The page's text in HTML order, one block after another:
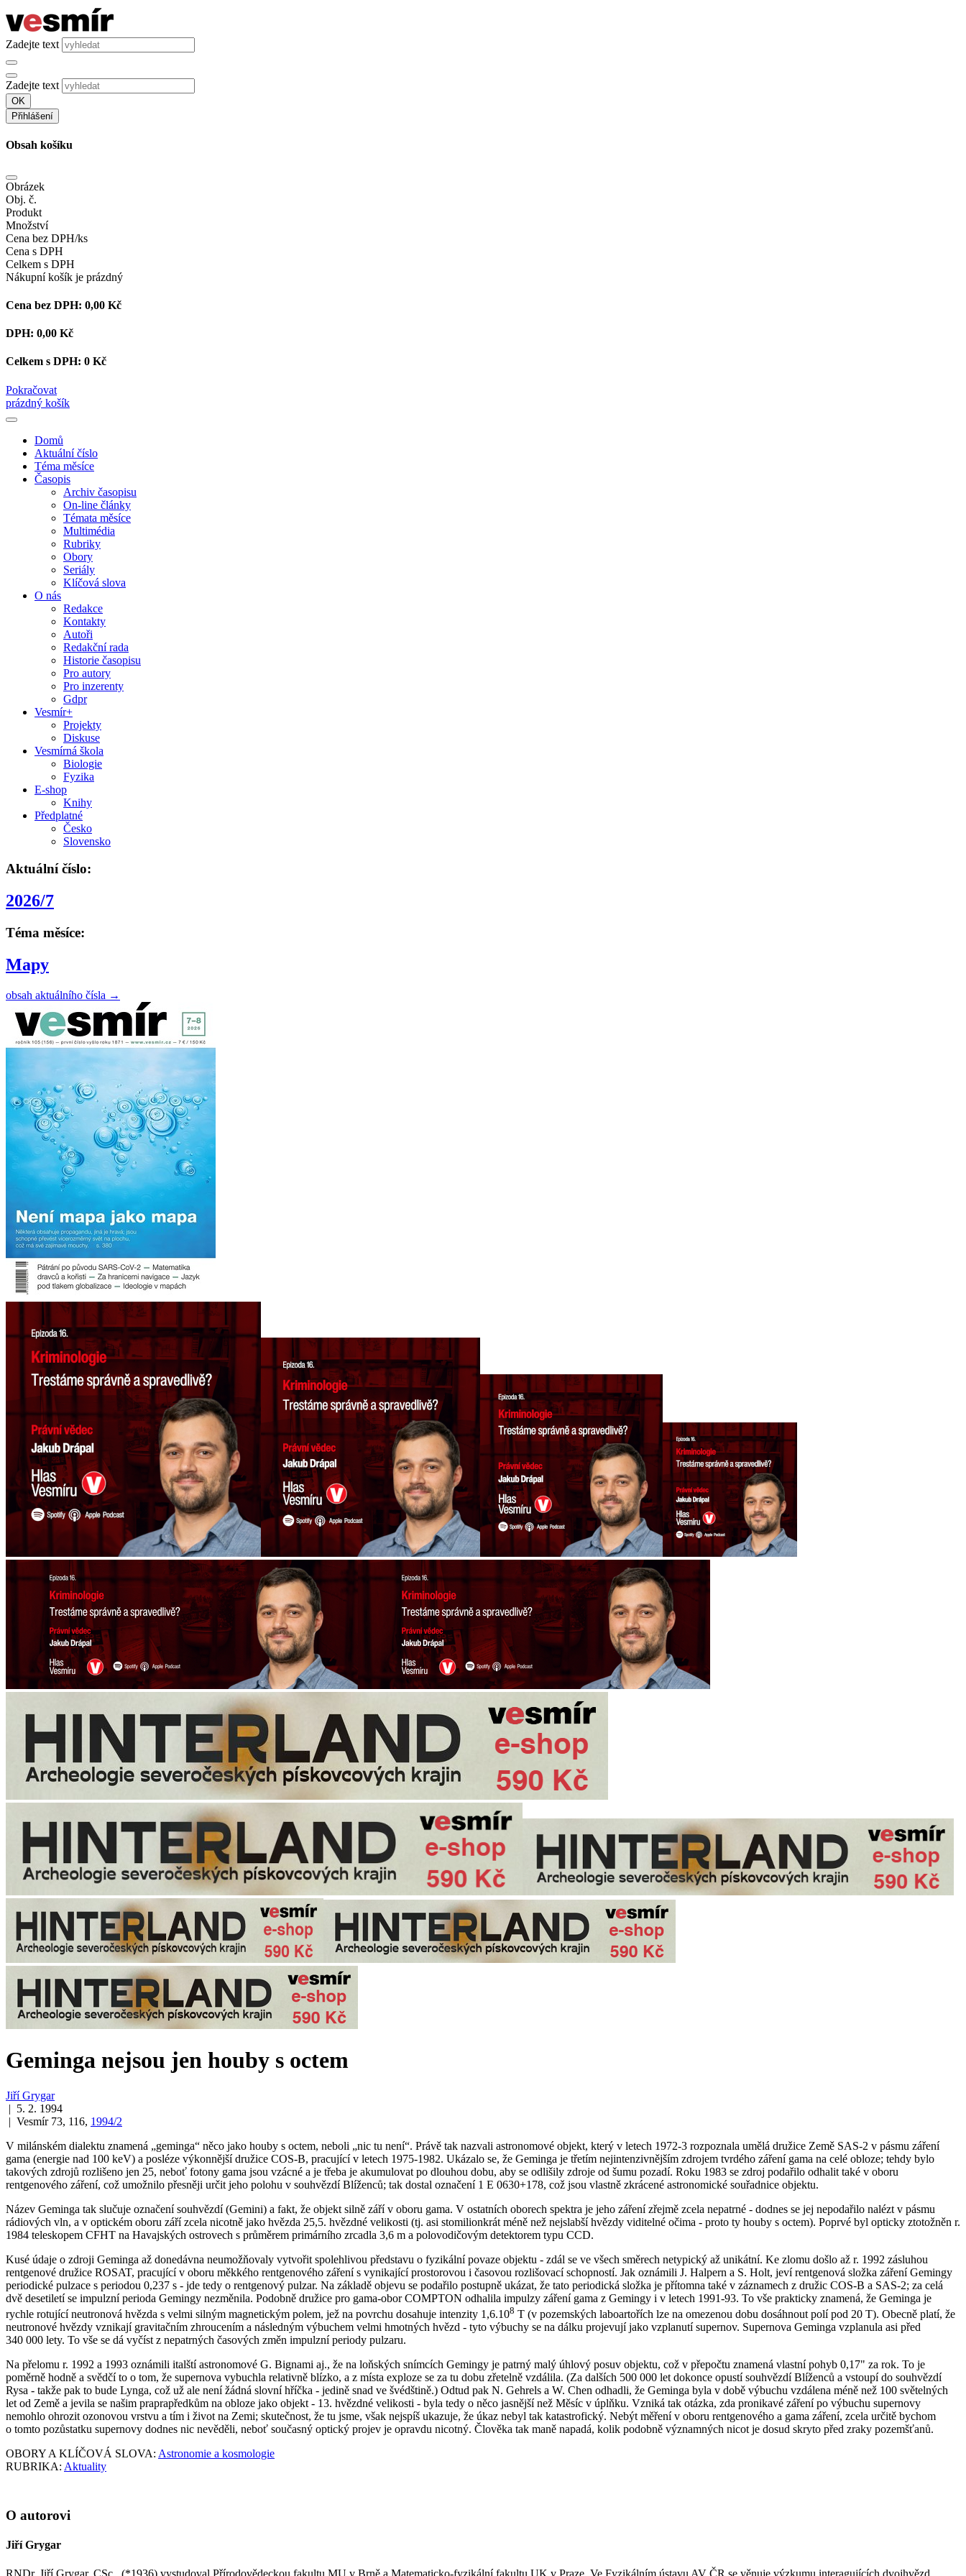
Zadejte text
Zadejte text
OK
Přihlášení
Obsah košíku
Obrázek
Obj. č.
Produkt
Množství
Cena bez DPH/ks
Cena s DPH
Celkem s DPH
Nákupní košík je prázdný
Cena bez DPH: 0,00 Kč
DPH: 0,00 Kč
Celkem s DPH: 0 Kč
Pokračovat
prázdný košík
Domů
Aktuální číslo
Téma měsíce
Časopis
Archiv časopisu
On-line články
Témata měsíce
Multimédia
Rubriky
Obory
Seriály
Klíčová slova
O nás
Redakce
Kontakty
Autoři
Redakční rada
Historie časopisu
Pro autory
Pro inzerenty
Gdpr
Vesmír+
Projekty
Diskuse
Vesmírná škola
Biologie
Fyzika
E-shop
Knihy
Předplatné
Česko
Slovensko
Aktuální číslo:
2026/7
Téma měsíce:
Mapy
obsah aktuálního čísla →
Geminga nejsou jen houby s octem
Jiří Grygar
| 5. 2. 1994
| Vesmír 73, 116, 1994/2
V milánském dialektu znamená „geminga“ něco jako houby s octem, neboli „nic tu není“. Právě tak nazvali astronomové objekt, který v letech 1972-3 rozpoznala umělá družice Země SAS-2 v pásmu záření
gama (energie nad 100 keV) a posléze výkonnější družice COS-B, pracující v letech 1975-1982. Ukázalo se, že Geminga je třetím nejintenzivnějším zdrojem tvrdého záření gama na celé obloze; tehdy bylo
takových zdrojů rozlišeno jen 25, neboť fotony gama jsou vzácné a je třeba je akumulovat po dlouhou dobu, aby se odlišily zdroje od šumu pozadí. Roku 1983 se zdroj podařilo odhalit také v oboru
rentgenového záření, což umožnilo přesněji určit jeho polohu v souhvězdí Blíženců; tak dostal označení 1 E 0630+178, což jsou vlastně zkrácené astronomické souřadnice objektu.
Název Geminga tak slučuje označení souhvězdí (Gemini) a fakt, že objekt silně září v oboru gama. V ostatních oborech spektra je jeho záření zřejmě zcela nepatrné - dodnes se jej nepodařilo nalézt v pásmu
rádiových vln, a v optickém oboru září zcela nicotně jako hvězda 25,5. hvězdné velikosti (tj. asi stomilionkrát méně než nejslabší hvězdy viditelné očima - proto ty houby s octem). Poprvé byl opticky ztotožněn r.
1984 teleskopem CFHT na Havajských ostrovech s průměrem primárního zrcadla 3,6 m a polovodičovým detektorem typu CCD.
Kusé údaje o zdroji Geminga až donedávna neumožňovaly vytvořit spolehlivou představu o fyzikální povaze objektu - zdál se ve všech směrech netypický až unikátní. Ke zlomu došlo až r. 1992 zásluhou
rentgenové družice ROSAT, pracující v oboru měkkého rentgenového záření s vynikající prostorovou i časovou rozlišovací schopností. Jak oznámili J. Halpern a S. Holt, jeví rentgenová složka záření Gemingy
periodické pulzace s periodou 0,237 s - jde tedy o rentgenový pulzar. Na základě objevu se podařilo postupně ukázat, že tato periodická složka je přítomna také v záznamech z družic COS-B a SAS-2; za celá
dvě desetiletí se impulzní perioda Gemingy nezměnila. Podobně družice pro gama-obor COMPTON odhalila impulzy záření gama z Gemingy i v letech 1991-93. To vše prakticky znamená, že Geminga je
rychle rotující neutronová hvězda s velmi silným magnetickým polem, jež na povrchu dosahuje intenzity 1,6.108 T (v pozemských laboartořích lze na omezenou dobu dosáhnout polí pod 20 T). Obecně platí, že
neutronové hvězdy vznikají gravitačním zhroucením a následným výbuchem velmi hmotných hvězd - tyto výbuchy se na dálku projevují jako vzplanutí supernov. Supernova Geminga vzplanula asi před
340 000 lety. To vše se dá vyčíst z nepatrných časových změn impulzní periody pulzaru.
Na přelomu r. 1992 a 1993 oznámili italští astronomové G. Bignami aj., že na loňských snímcích Gemingy je patrný malý úhlový posuv objektu, což v přepočtu znamená vlastní pohyb 0,17" za rok. To je
poměrně hodně a svědčí to o tom, že supernova vybuchla relativně blízko, a z místa exploze se za tu dobu zřetelně vzdálila. (Za dalších 500 000 let dokonce opustí souhvězdí Blíženců a vstoupí do souhvězdí
Rysa - takže pak to bude Lynga, což už ale není žádná slovní hříčka - jedině snad ve švédštině.) Odtud pak N. Gehrels a W. Chen odhadli, že Geminga byla v době výbuchu vzdálena méně než 100 světelných
let od Země a jevila se našim praprapředkům na obloze jako objekt - 13. hvězdné velikosti - byla tedy o něco jasnější než Měsíc v úplňku. Vzniká tak otázka, zda pronikavé záření po výbuchu supernovy
nemohlo ohrozit ozonovou vrstvu a tím i život na Zemi; skutečnost, že tu jsme, však nejspíš ukazuje, že úkaz nebyl tak katastrofický. Nebýt měření v oboru rentgenového a gama záření, zcela určitě bychom
o tomto pozůstatku supernovy dodnes nic nevěděli, neboť současný optický projev je opravdu nicotný. Člověka tak maně napadá, kolik podobně významných nicot je dosud skryto před zraky pozemšťanů.
OBORY A KLÍČOVÁ SLOVA: Astronomie a kosmologie
RUBRIKA: Aktuality
O autorovi
Jiří Grygar
RNDr. Jiří Grygar, CSc., (*1936) vystudoval Přírodovědeckou fakultu MU v Brně a Matematicko-fyzikální fakultu UK v Praze. Ve Fyzikálním ústavu AV ČR se věnuje výzkumu interagujících dvojhvězd